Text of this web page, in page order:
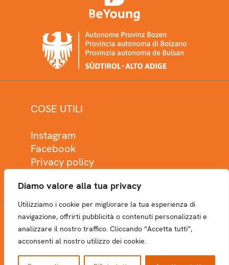
Diamo valore alla tua privacy
Utilizziamo i cookie per migliorare la tua esperienza di
navigazione, offrirti pubblicità o contenuti personalizzati e
analizzare il nostro traffico. Cliccando “Accetta tutti”,
acconsenti al nostro utilizzo dei cookie.
COSE UTILI
Instagram
Facebook
Privacy policy
NEWSLETTER